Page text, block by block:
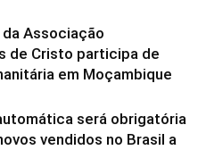
Associação
de Cristo participa de
em Moçambique
será obrigatória
vendidos no Brasil a